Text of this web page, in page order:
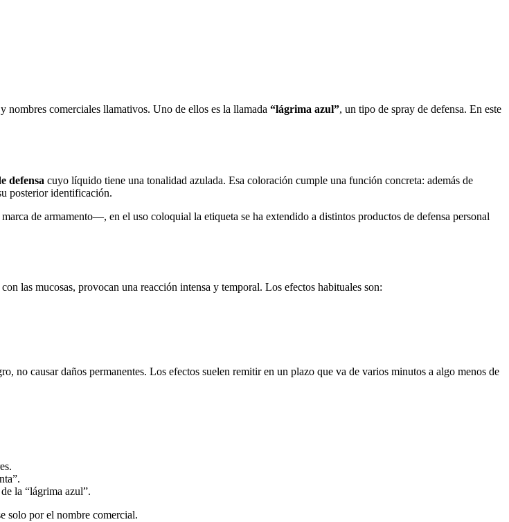
nombres comerciales llamativos. Uno de ellos es la llamada “lágrima azul”, un tipo de spray de defensa. En este
defensa cuyo líquido tiene una tonalidad azulada. Esa coloración cumple una función concreta: además de
posterior identificación.
de armamento—, en el uso coloquial la etiqueta se ha extendido a distintos productos de defensa personal
las mucosas, provocan una reacción intensa y temporal. Los efectos habituales son:
no causar daños permanentes. Los efectos suelen remitir en un plazo que va de varios minutos a algo menos de
la “lágrima azul”.
solo por el nombre comercial.